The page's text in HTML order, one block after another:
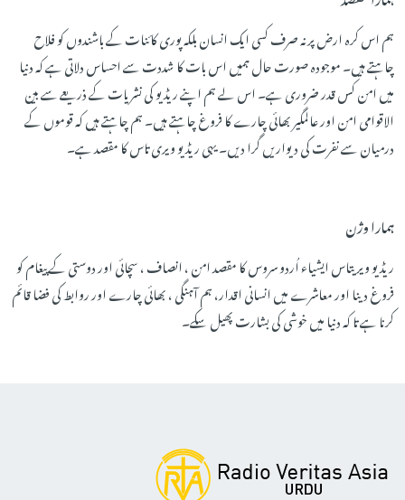
ہم اس کرہ ارض پر نہ صرف کسی ایک انسان بلکہ پوری کائنات کے باشندوں کو فلاح
چاہتے ہیں۔ موجودہ صورت حال ہمیں اس بات کا شددت سے احساس دلاتی ہے کہ دنیا
میں امن کس قدر ضروری ہے۔ اس لے ہم اپنے ریڈیو کی نشریات کے ذریعے سے بین
الاقوامی امن اور عالمگیر بھائی چارے کا فروغ چاہتے ہیں۔ ہم چاہتے ہیں کہ قوموں کے
درمیان سے نفرت کی دیواریں گرا دیں۔ یہی ریڈیو ویری تاس کا مقصد ہے۔
ہمارا وژن
ریڈیو ویر یتاس ایشیاء اُردو سروس کا مقصد امن ، انصاف ، سچائی اور دوستی کے پیغام کو
فروغ دینا اور معاشرے میں انسانی اقدار، ہم آہنگی ، بھائی چارے اور روابط کی فضا قائم
کرنا ہے تا کہ دنیا میں خوشی کی بشارت پھیل سکے۔